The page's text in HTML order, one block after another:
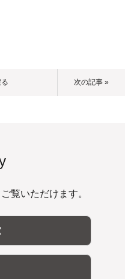
次の記事 »
覧いただけます。